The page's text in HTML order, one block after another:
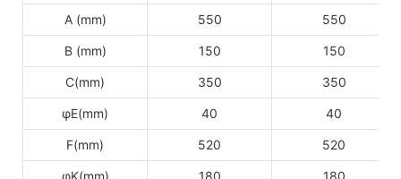
A (mm) 550 550
B (mm) 150 150
C(mm) 350 350
φE(mm) 40 40
F(mm) 520 520
φK(mm) 180 180